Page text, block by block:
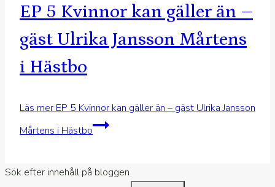
EP 5 Kvinnor kan gäller än –
gäst Ulrika Jansson Mårtens
i Hästbo
Läs mer EP 5 Kvinnor kan gäller än – gäst Ulrika Jansson
Mårtens i Hästbo
Sök efter innehåll på bloggen